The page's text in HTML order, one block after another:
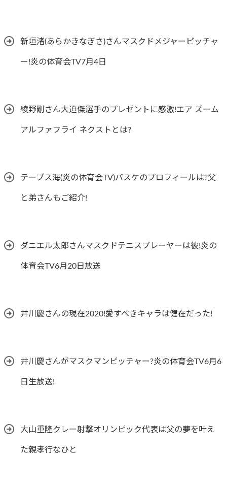
新垣渚(あらかきなぎさ)さんマスクドメジャーピッチャ
ー!炎の体育会TV7月4日
綾野剛さん大迫傑選手のプレゼントに感激!エア ズーム
アルファフライ ネクストとは?
テーブス海(炎の体育会TV)バスケのプロフィールは?父
と弟さんもご紹介!
ダニエル太郎さんマスクドテニスプレーヤーは彼!炎の
体育会TV6月20日放送
井川慶さんの現在2020!愛すべきキャラは健在だった!
井川慶さんがマスクマンピッチャー?炎の体育会TV6月6
日生放送!
大山重隆クレー射撃オリンピック代表は父の夢を叶え
た親孝行なひと